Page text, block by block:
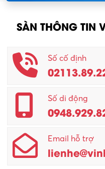
SÀN THÔNG TIN
Số cố định
Số di động
Email hỗ trợ